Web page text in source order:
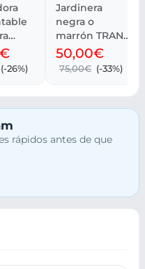
cm
(-26%)
Jardinera
negra o
marrón TRANA
A30xL83xA130
50,00€
75,00€ (-33%)
rápidos antes de que